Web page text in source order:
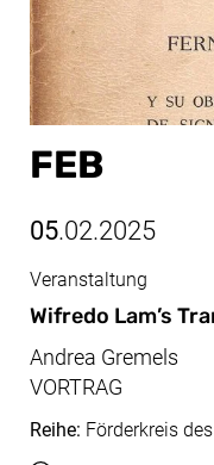
FEB
05.02.2025
Feb, 05.02.2025
Wifredo Lam’s
Veranstaltung
Andrea Gremels
VORTRAG
Reihe: Förderkreis